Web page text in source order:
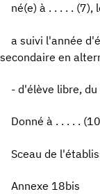
né(e) à . . . . . (7),
a suivi l'année
secondaire en
- d'élève libre, du
Donné à . . . . .
Sceau de
Annexe 18bis